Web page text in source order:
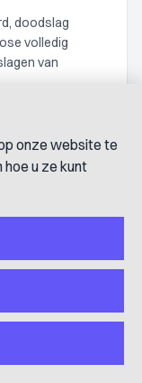
doodslag
volledig
van
volledige
met
en
na
onze website te
u ze kunt